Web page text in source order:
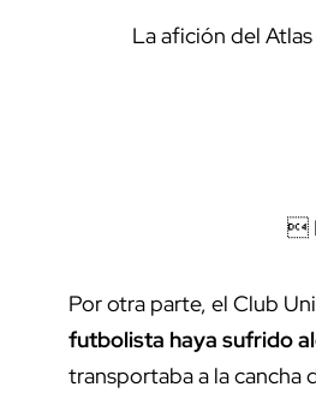
La afición del

Por otra parte, el Club
futbolista haya sufrido
transportaba a la cancha